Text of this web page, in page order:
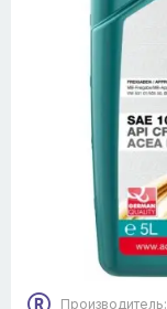
Производитель: